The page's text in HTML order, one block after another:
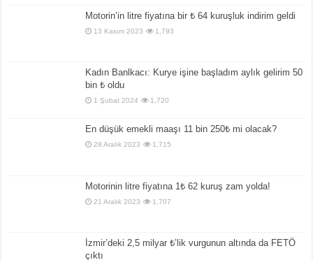
Motorin’in litre fiyatına bir ₺ 64 kuruşluk indirim geldi
13 Kasım 2023 1,793
Kadın Banlkacı: Kurye işine başladım aylık gelirim 50
bin ₺ oldu
1 Şubat 2024 1,720
En düşük emekli maaşı 11 bin 250₺ mi olacak?
28 Aralık 2023 1,715
Motorinin litre fiyatına 1₺ 62 kuruş zam yolda!
21 Aralık 2023 1,707
İzmir’deki 2,5 milyar ₺’lik vurgunun altında da FETÖ
çıktı